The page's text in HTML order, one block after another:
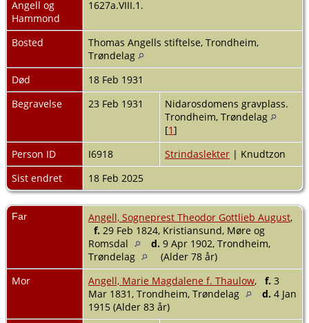
Angell og
Hammond
1627a.VIII.1.
Bosted
Thomas Angells stiftelse, Trondheim,
Trøndelag
Død
18 Feb 1931
Begravelse
23 Feb 1931
Nidarosdomens gravplass.
Trondheim, Trøndelag
[1]
Person ID
I6918 Strindaslekter | Knudtzon
Sist endret
18 Feb 2025
Far Angell, Sogneprest Theodor Gottlieb August,
f. 29 Feb 1824, Kristiansund, Møre og
Romsdal
d. 9 Apr 1902, Trondheim,
Trøndelag
(Alder 78 år)
Mor
Angell, Marie Magdalene f. Thaulow, f. 3
Mar 1831, Trondheim, Trøndelag
d. 4 Jan
1915 (Alder 83 år)